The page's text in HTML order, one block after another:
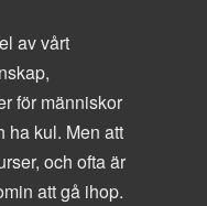
av vårt
för människor
ha kul. Men att
och ofta är
att gå ihop.